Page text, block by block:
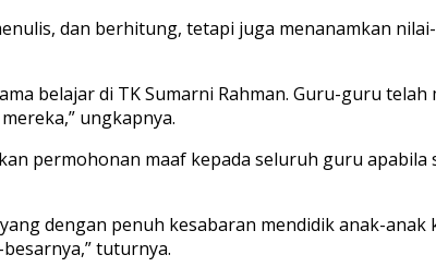
dan berhitung, tetapi juga menanamkan
belajar di TK Sumarni Rahman. Guru-guru
ungkapnya.
permohonan maaf kepada seluruh guru
dengan penuh kesabaran mendidik anak-
tuturnya.